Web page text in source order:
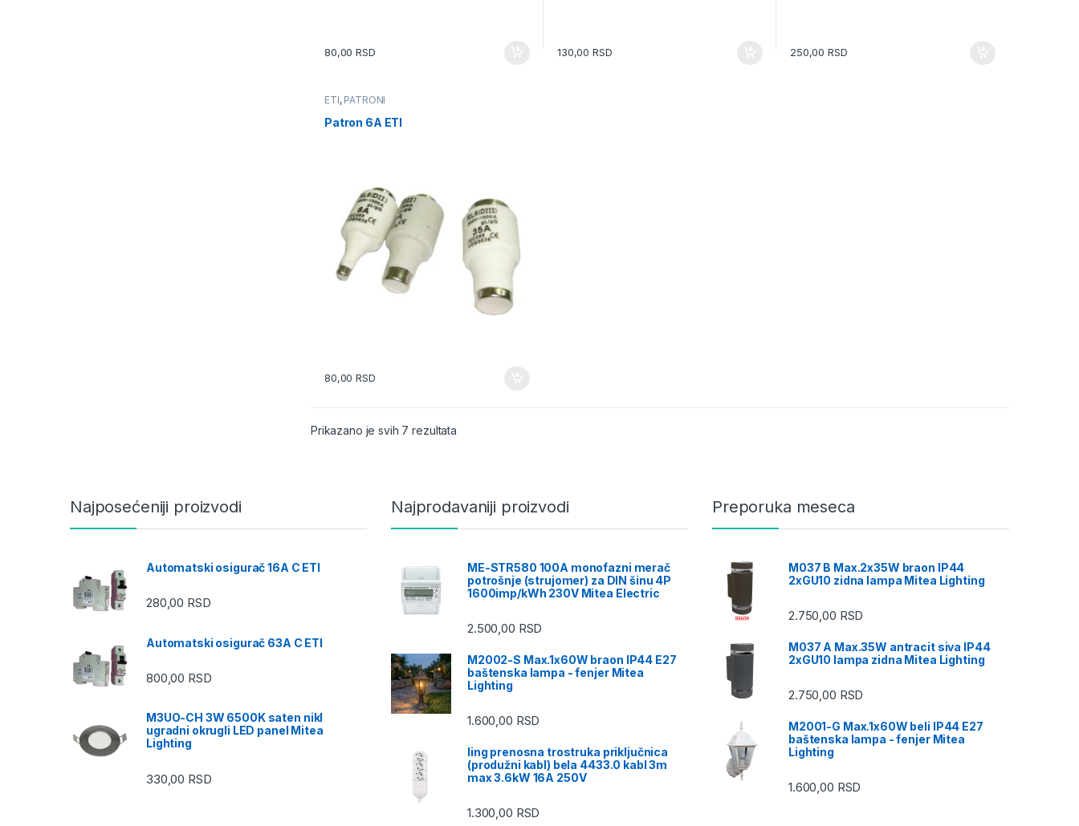
80,00RSD 130,00 RSD 250,00 RSD
ETI, PATRONI
Patron 6A ETI
80,00RSD
Prikazano je svih 7 rezultata
Najposećeniji proizvodi
Automatski osigurač 16A C ETI
280,00 RSD
Automatski osigurač 63A C ETI
800,00 RSD
M3UO-CH 3W 6500K saten nikl
ugradni okrugli LED panel Mitea
Lighting
330,00 RSD
Najprodavaniji proizvodi
ME-STR580 100A monofazni merač
potrošnje (strujomer) za DIN šinu 4P
1600imp/kWh 230V Mitea Electric
2.500,00 RSD
M2002-S Max.1x60W braon IP44 E27
baštenska lampa - fenjer Mitea
Lighting
1.600,00 RSD
ling prenosna trostruka priključnica
(produžni kabl) bela 4433.0 kabl 3m
max 3.6kW 16A 250V
1.300,00 RSD
Preporuka meseca
M037 B Max.2x35W braon IP44
2xGU10 zidna lampa Mitea Lighting
2.750,00 RSD
M037 A Max.35W antracit siva IP44
2xGU10 lampa zidna Mitea Lighting
2.750,00 RSD
M2001-G Max.1x60W beli IP44 E27
baštenska lampa - fenjer Mitea
Lighting
1.600,00 RSD